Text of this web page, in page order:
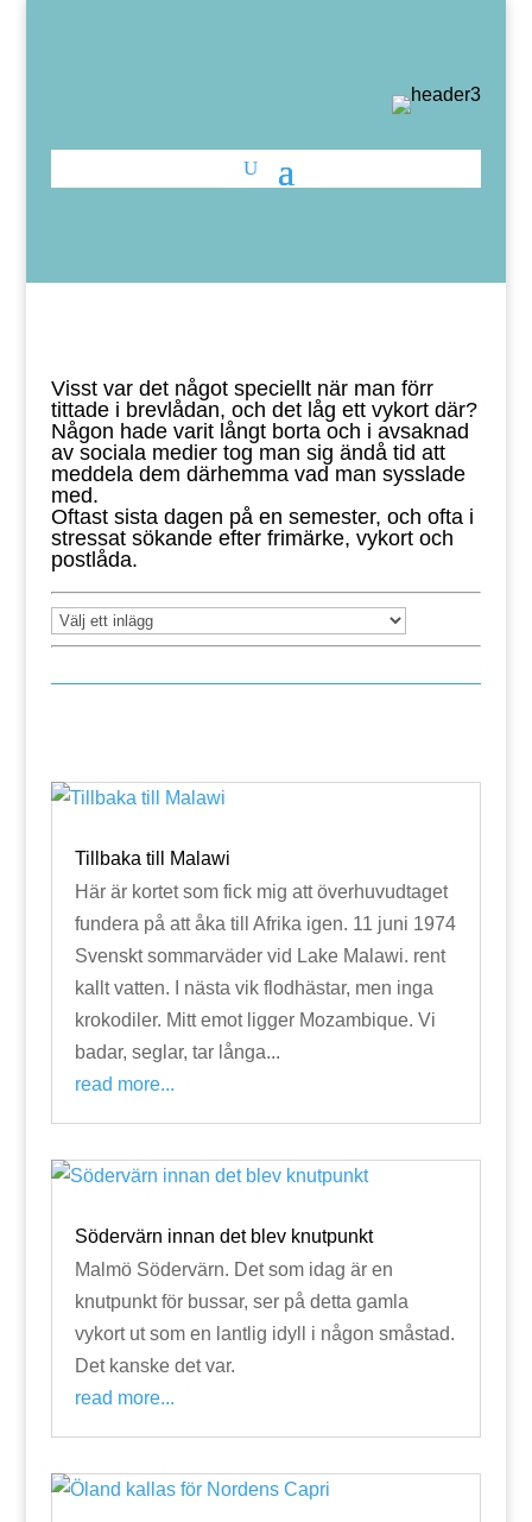
Visst var det något speciellt när man förr
tittade i brevlådan, och det låg ett vykort där?
Någon hade varit långt borta och i avsaknad
av sociala medier tog man sig ändå tid att
meddela dem därhemma vad man sysslade
med.
Oftast sista dagen på en semester, och ofta i
stressat sökande efter frimärke, vykort och
postlåda.
Tillbaka till Malawi
Här är kortet som fick mig att överhuvudtaget
fundera på att åka till Afrika igen. 11 juni 1974
Svenskt sommarväder vid Lake Malawi. rent
kallt vatten. I nästa vik flodhästar, men inga
krokodiler. Mitt emot ligger Mozambique. Vi
badar, seglar, tar långa...
read more...
Södervärn innan det blev knutpunkt
Malmö Södervärn. Det som idag är en
knutpunkt för bussar, ser på detta gamla
vykort ut som en lantlig idyll i någon småstad.
Det kanske det var.
read more...